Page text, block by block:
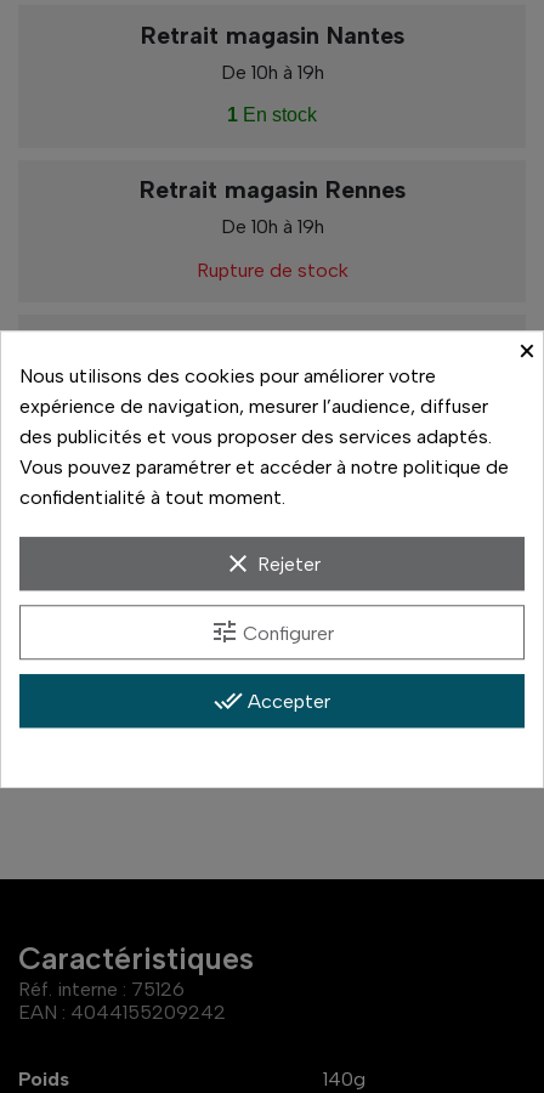
Retrait magasin Nantes
De 10h à 19h
1 En stock
Retrait magasin Rennes
De 10h à 19h
Rupture de stock
De 10h à 13h
De 13h30 à 19h
Rupture de stock
Paiement sécurisé
14 jours pour changer d'avis
Livraison rapide
Paiement 3x sans frais
Caractéristiques
Réf. interne : 75126
EAN : 4044155209242
Poids 140g
×
Nous utilisons des cookies pour améliorer votre
expérience de navigation, mesurer l’audience, diffuser
des publicités et vous proposer des services adaptés.
Vous pouvez paramétrer et accéder à notre politique de
confidentialité à tout moment.
clear Rejeter
tune Configurer
done_all Accepter